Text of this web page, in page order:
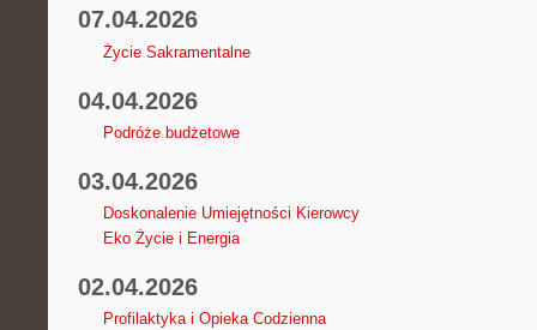
07.04.2026
Życie Sakramentalne
04.04.2026
Podróże budżetowe
03.04.2026
Doskonalenie Umiejętności Kierowcy
Eko Życie i Energia
02.04.2026
Profilaktyka i Opieka Codzienna